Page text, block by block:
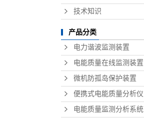
技术知识
产品分类
电力谐波监测装置
电能质量在线监测装置
微机防孤岛保护装置
便携式电能质量分析仪
电能质量监测分析系统